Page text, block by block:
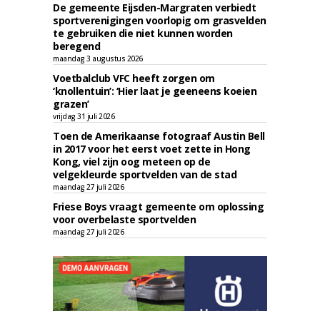
De gemeente Eijsden-Margraten verbiedt
sportverenigingen voorlopig om grasvelden
te gebruiken die niet kunnen worden
beregend
maandag 3 augustus 2026
Voetbalclub VFC heeft zorgen om
‘knollentuin’: ‘Hier laat je geeneens koeien
grazen’
vrijdag 31 juli 2026
Toen de Amerikaanse fotograaf Austin Bell
in 2017 voor het eerst voet zette in Hong
Kong, viel zijn oog meteen op de
velgekleurde sportvelden van de stad
maandag 27 juli 2026
Friese Boys vraagt gemeente om oplossing
voor overbelaste sportvelden
maandag 27 juli 2026